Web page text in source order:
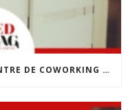
DÉCOUVREZ RED STAG, LE CENTRE DE COWORKING DE CHOLET